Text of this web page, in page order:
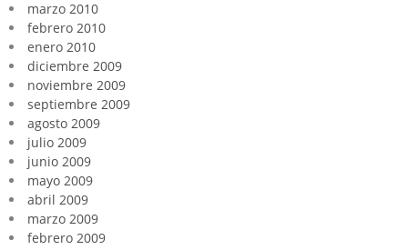
marzo 2010
febrero 2010
enero 2010
diciembre 2009
noviembre 2009
septiembre 2009
agosto 2009
julio 2009
junio 2009
mayo 2009
abril 2009
marzo 2009
febrero 2009